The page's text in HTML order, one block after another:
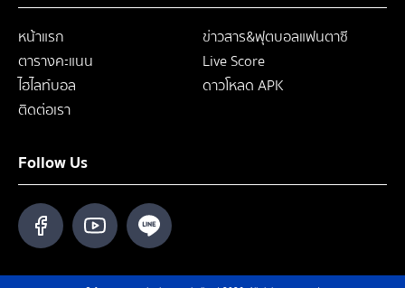
หน้าแรก
ข่าวสาร&ฟุตบอลแฟนตาซี
ตารางคะแนน
Live Score
ไฮไลท์บอล
ดาวโหลด APK
ติดต่อเรา
Follow Us